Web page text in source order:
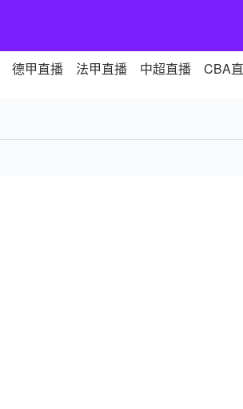
德甲直播 法甲直播 中超直播 CBA